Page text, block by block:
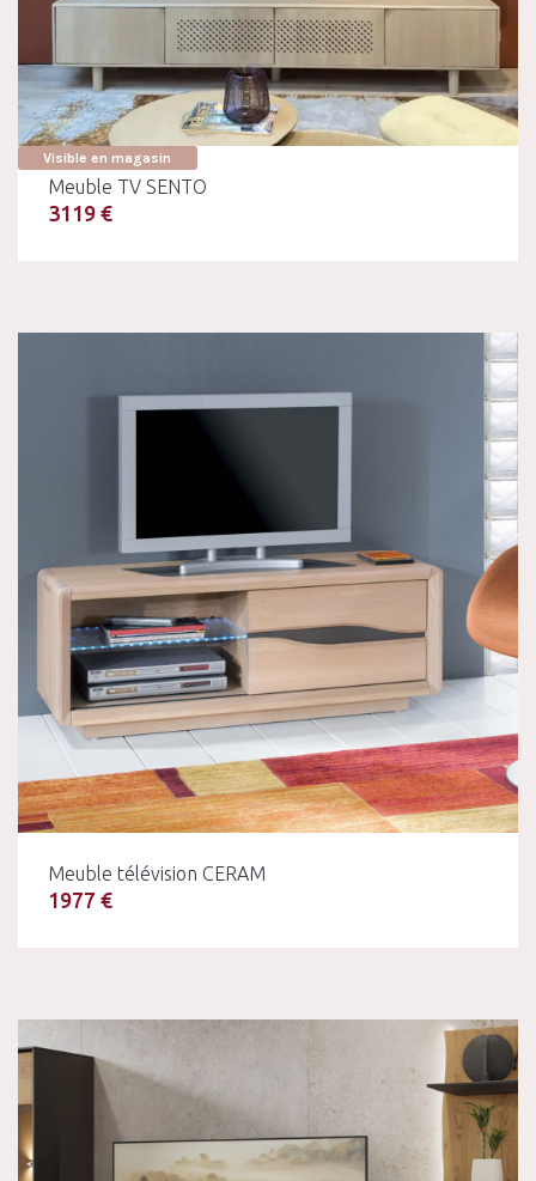
Visible en magasin
Meuble TV SENTO
3119 €
Meuble télévision CERAM
1977 €